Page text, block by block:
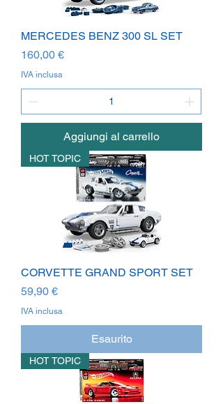
MERCEDES BENZ 300 SL SET
Prezzo
160,00 €
IVA inclusa
Aggiungi al carrello
HOT TOPIC
CORVETTE GRAND SPORT SET
Prezzo
59,90 €
IVA inclusa
Esaurito
HOT TOPIC